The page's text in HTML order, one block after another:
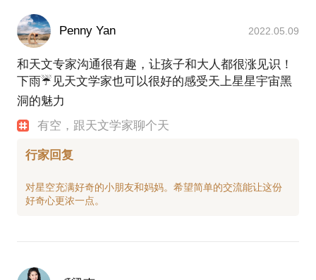
Penny Yan 2022.05.09
和天文专家沟通很有趣，让孩子和大人都很涨见识！
下雨☔️见天文学家也可以很好的感受天上星星宇宙黑
洞的魅力
有空，跟天文学家聊个天
行家回复
对星空充满好奇的小朋友和妈妈。希望简单的交流能让这份